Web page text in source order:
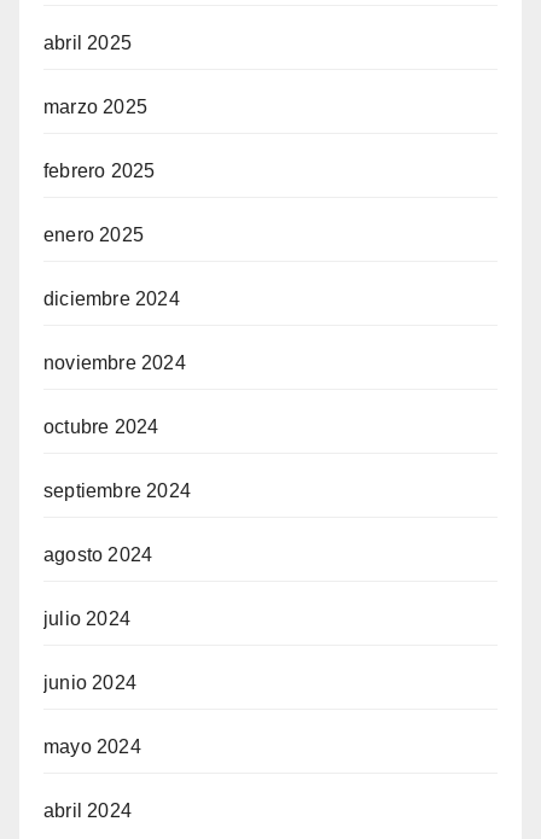
abril 2025
marzo 2025
febrero 2025
enero 2025
diciembre 2024
noviembre 2024
octubre 2024
septiembre 2024
agosto 2024
julio 2024
junio 2024
mayo 2024
abril 2024